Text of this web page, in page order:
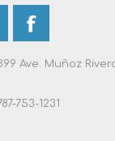
Ave. Muñoz
753-1231